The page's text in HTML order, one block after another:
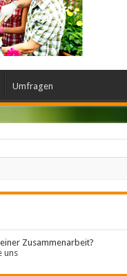
Umfragen
Zusammenarbeit?
uns